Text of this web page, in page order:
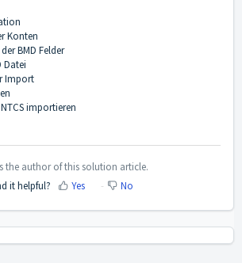
Konten
BMD Felder
Datei
Import
importieren
the author of this solution article.
it helpful?
Yes No